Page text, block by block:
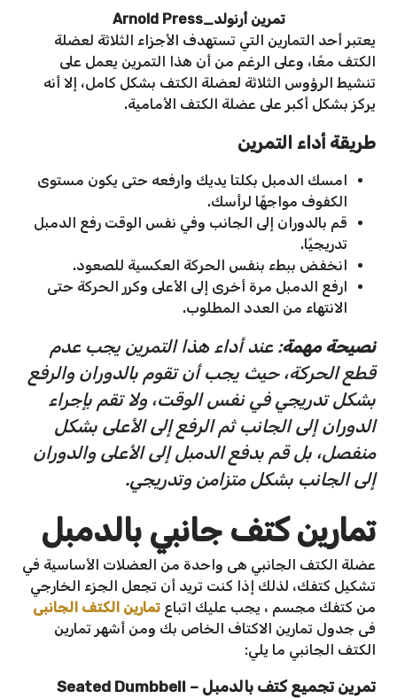
تمرين أرنولد_Arnold Press
يعتبر أحد التمارين التي تستهدف الأجزاء الثلاثة لعضلة
الكتف معًا، وعلى الرغم من أن هذا التمرين يعمل على
تنشيط الرؤوس الثلاثة لعضلة الكتف بشكل كامل، إلا أنه
يركز بشكل أكبر على عضلة الكتف الأمامية.
طريقة أداء التمرين
امسك الدمبل بكلتا يديك وارفعه حتى يكون مستوى
الكفوف مواجهًا لرأسك.
قم بالدوران إلى الجانب وفي نفس الوقت رفع الدمبل
تدريجيًا.
انخفض ببطء بنفس الحركة العكسية للصعود.
ارفع الدمبل مرة أخرى إلى الأعلى وكرر الحركة حتى
الانتهاء من العدد المطلوب.
نصيحة مهمة: عند أداء هذا التمرين يجب عدم
قطع الحركة، حيث يجب أن تقوم بالدوران والرفع
بشكل تدريجي في نفس الوقت، ولا تقم بإجراء
الدوران إلى الجانب ثم الرفع إلى الأعلى بشكل
منفصل، بل قم بدفع الدمبل إلى الأعلى والدوران
إلى الجانب بشكل متزامن وتدريجي.
تمارين كتف جانبي بالدمبل
عضلة الكتف الجانبي هى واحدة من العضلات الأساسية في
تشكيل كتفك، لذلك إذا كنت تريد أن تجعل الجزء الخارجي
من كتفك مجسم ، يجب عليك اتباع تمارين الكتف الجانبى
فى جدول تمارين الاكتاف الخاص بك ومن أشهر تمارين
الكتف الجانبي ما يلي:
تمرين تجميع كتف بالدمبل – Seated Dumbbell